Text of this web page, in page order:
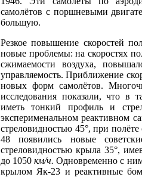
самолётов с поршневыми
большую.
Резкое повышение скоростей
новые проблемы: на скоростях
сжимаемости воздуха,
управляемость. Приближение
новых форм самолётов.
исследования показали, что в
иметь тонкий профиль и
эксперименальном реактивном
стреловидностью 45°, при
48 появились новые
стреловидностью крыла 35°,
до 1050км/ч. Одновременно с
крылом Як-23 и реактивные